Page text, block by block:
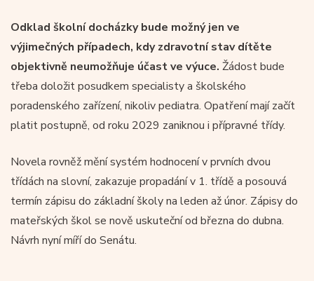
Odklad školní docházky bude možný jen ve
výjimečných případech, kdy zdravotní stav dítěte
objektivně neumožňuje účast ve výuce. Žádost bude
třeba doložit posudkem specialisty a školského
poradenského zařízení, nikoliv pediatra. Opatření mají začít
platit postupně, od roku 2029 zaniknou i přípravné třídy.
Novela rovněž mění systém hodnocení v prvních dvou
třídách na slovní, zakazuje propadání v 1. třídě a posouvá
termín zápisu do základní školy na leden až únor. Zápisy do
mateřských škol se nově uskuteční od března do dubna.
Návrh nyní míří do Senátu.